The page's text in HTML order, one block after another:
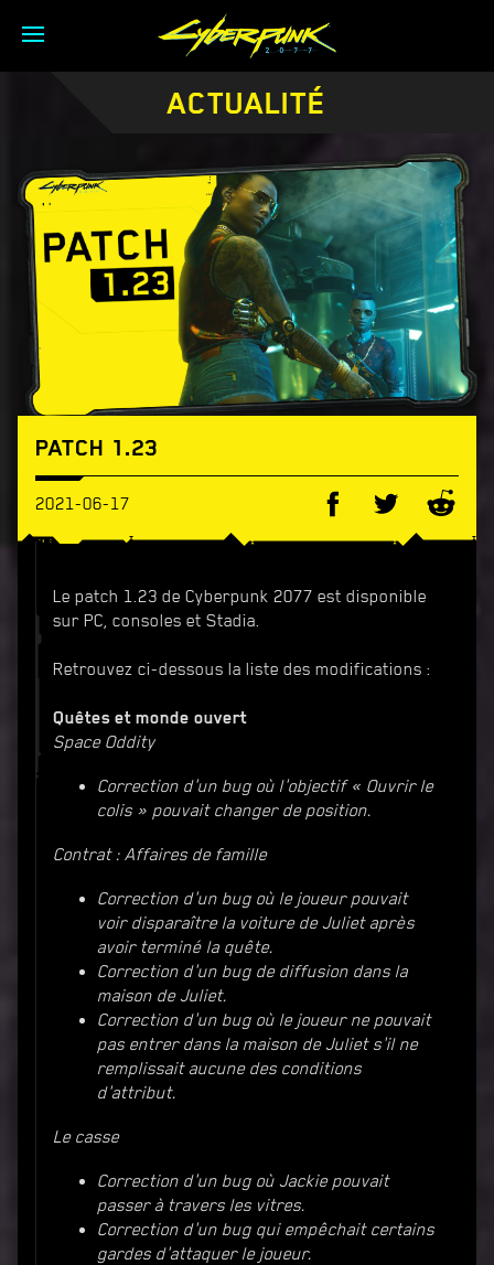
ACTUALITÉ
PATCH 1.23
2021-06-17
Le patch 1.23 de Cyberpunk 2077 est disponible
sur PC, consoles et Stadia.
Retrouvez ci-dessous la liste des modifications :
Quêtes et monde ouvert
Space Oddity
Correction d'un bug où l'objectif « Ouvrir le
colis » pouvait changer de position.
Contrat : Affaires de famille
Correction d'un bug où le joueur pouvait
voir disparaître la voiture de Juliet après
avoir terminé la quête.
Correction d'un bug de diffusion dans la
maison de Juliet.
Correction d'un bug où le joueur ne pouvait
pas entrer dans la maison de Juliet s'il ne
remplissait aucune des conditions
d'attribut.
Le casse
Correction d'un bug où Jackie pouvait
passer à travers les vitres.
Correction d'un bug qui empêchait certains
gardes d'attaquer le joueur.